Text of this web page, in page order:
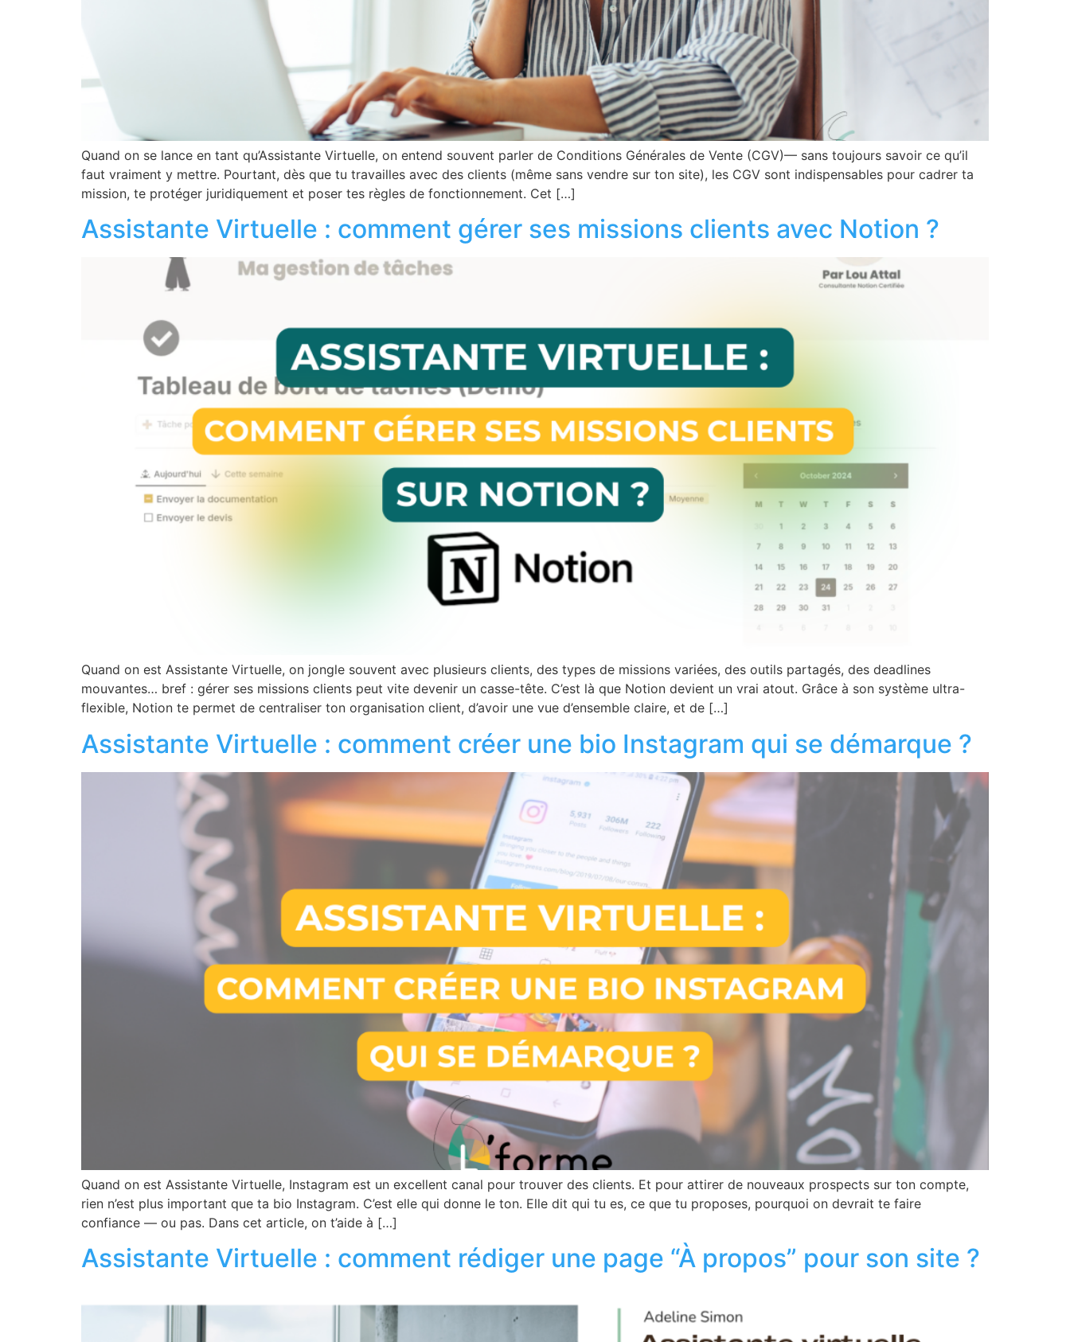
Quand on se lance en tant qu’Assistante Virtuelle, on entend souvent parler de Conditions Générales de Vente (CGV)— sans toujours savoir ce qu’il
faut vraiment y mettre. Pourtant, dès que tu travailles avec des clients (même sans vendre sur ton site), les CGV sont indispensables pour cadrer ta
mission, te protéger juridiquement et poser tes règles de fonctionnement. Cet […]
Assistante Virtuelle : comment gérer ses missions clients avec Notion ?
Quand on est Assistante Virtuelle, on jongle souvent avec plusieurs clients, des types de missions variées, des outils partagés, des deadlines
mouvantes… bref : gérer ses missions clients peut vite devenir un casse-tête. C’est là que Notion devient un vrai atout. Grâce à son système ultra-
flexible, Notion te permet de centraliser ton organisation client, d’avoir une vue d’ensemble claire, et de […]
Assistante Virtuelle : comment créer une bio Instagram qui se démarque ?
Quand on est Assistante Virtuelle, Instagram est un excellent canal pour trouver des clients. Et pour attirer de nouveaux prospects sur ton compte,
rien n’est plus important que ta bio Instagram. C’est elle qui donne le ton. Elle dit qui tu es, ce que tu proposes, pourquoi on devrait te faire
confiance — ou pas. Dans cet article, on t’aide à […]
Assistante Virtuelle : comment rédiger une page “À propos” pour son site ?